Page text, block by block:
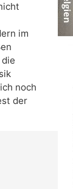
im
noch
der